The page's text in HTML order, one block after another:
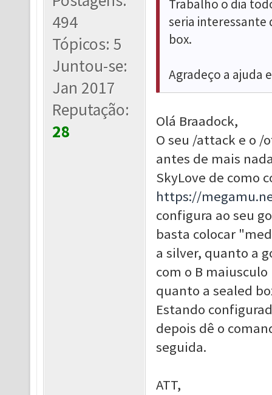
494
Tópicos: 5
Juntou-se:
Jan 2017
Reputação:
28
Trabalho o dia
seria
box.
Agradeço a ajuda
Olá Braadock,
O seu /attack e o /
antes de mais
SkyLove de como
https://
configura ao seu
basta colocar
a silver, quanto a
com o B
quanto a sealed
Estando
depois dê o
seguida.
ATT,